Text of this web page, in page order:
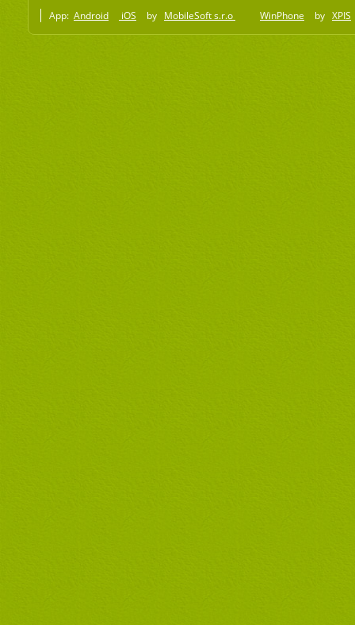
App: Android iOS by MobileSoft s.r.o WinPhone by XPIS